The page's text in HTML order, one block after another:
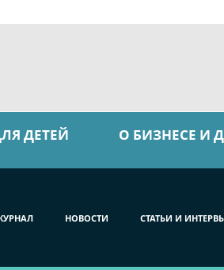
ДЕТЕЙ О БИЗНЕСЕ И
НОВОСТИ СТАТЬИ И